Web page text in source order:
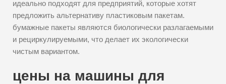
идеально подходят для предприятий, которые хотят
предложить альтернативу пластиковым пакетам.
бумажные пакеты являются биологически разлагаемыми
и рециркулируемыми, что делает их экологически
чистым вариантом.
цены на машины для